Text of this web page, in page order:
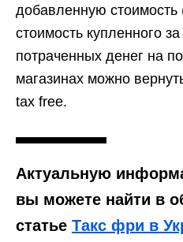
добавленную
стоимость купленного
потраченных денег на
магазинах можно
tax free.
Актуальную
вы можете найти в
статье Такс фри в